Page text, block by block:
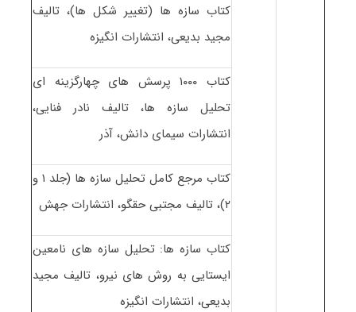
کتاب سازه ها (تغییر شکل ها)، تالیف
مجید بدیعی، انتشارات انگیزه
کتاب ۱۰۰۰ پرسش های چهارگزینه ای
تحلیل سازه ها، تالیف نادر فنایی،
انتشارات سیمای دانش، آذر
کتاب مرجع کامل تحلیل سازه ها (جلد ۱ و
۲)، تالیف مجتبی حقگو، انتشارات جهش
کتاب سازه ها: تحلیل سازه های نامعین
ایستایی به روش های نیرو، تالیف مجید
بدیعی، انتشارات انگیزه